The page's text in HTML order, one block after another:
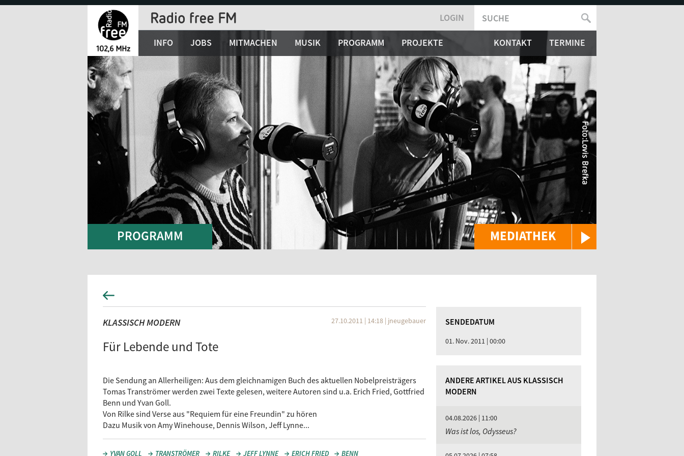
Jump
MEDIATHEK
LOGIN
SUCHFORMULAR
SUCHE
INFO JOBS MITMACHEN MUSIK PROGRAMM PROJEKTE KONTAKT TERMINE
PROGRAMM
KLASSISCH MODERN 27.10.2011 | 14:18 | jneugebauer
Für Lebende und Tote
Die Sendung an Allerheiligen: Aus dem gleichnamigen Buch des aktuellen Nobelpreisträgers
Tomas Tranströmer werden zwei Texte gelesen, weitere Autoren sind u.a. Erich Fried, Gottfried
Benn und Yvan Goll.
Von Rilke sind Verse aus "Requiem für eine Freundin" zu hören
Dazu Musik von Amy Winehouse, Dennis Wilson, Jeff Lynne...
YVAN GOLL TRANSTRÖMER RILKE JEFF LYNNE ERICH FRIED BENN
SENDEDATUM
01. Nov. 2011 | 00:00
ANDERE ARTIKEL AUS KLASSISCH
MODERN
04.08.2026 | 11:00
Was ist los, Odysseus?